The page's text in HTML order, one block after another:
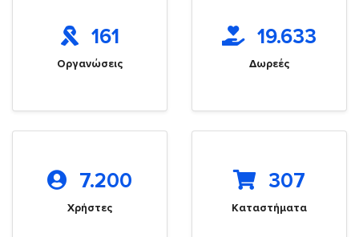
161
Οργανώσεις
19.633
Δωρεές
7.200
Χρήστες
307
Καταστήματα